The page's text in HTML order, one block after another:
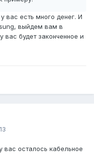
вас есть много денег. И
выйдем вам в
будет законченное и
осталось кабельное